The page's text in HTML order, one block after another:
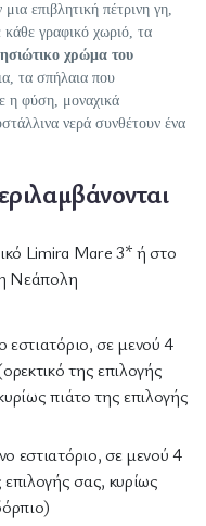
επιβλητική πέτρινη γη,
κάθε γραφικό χωριό, τα
χρώμα του
τα σπήλαια που
η φύση, μοναχικά
νερά συνθέτουν ένα
Limira Mare 3* ή στο
Νεάπολη
εστιατόριο, σε μενού 4
της επιλογής
πιάτο της επιλογής
εστιατόριο, σε μενού 4
σας, κυρίως